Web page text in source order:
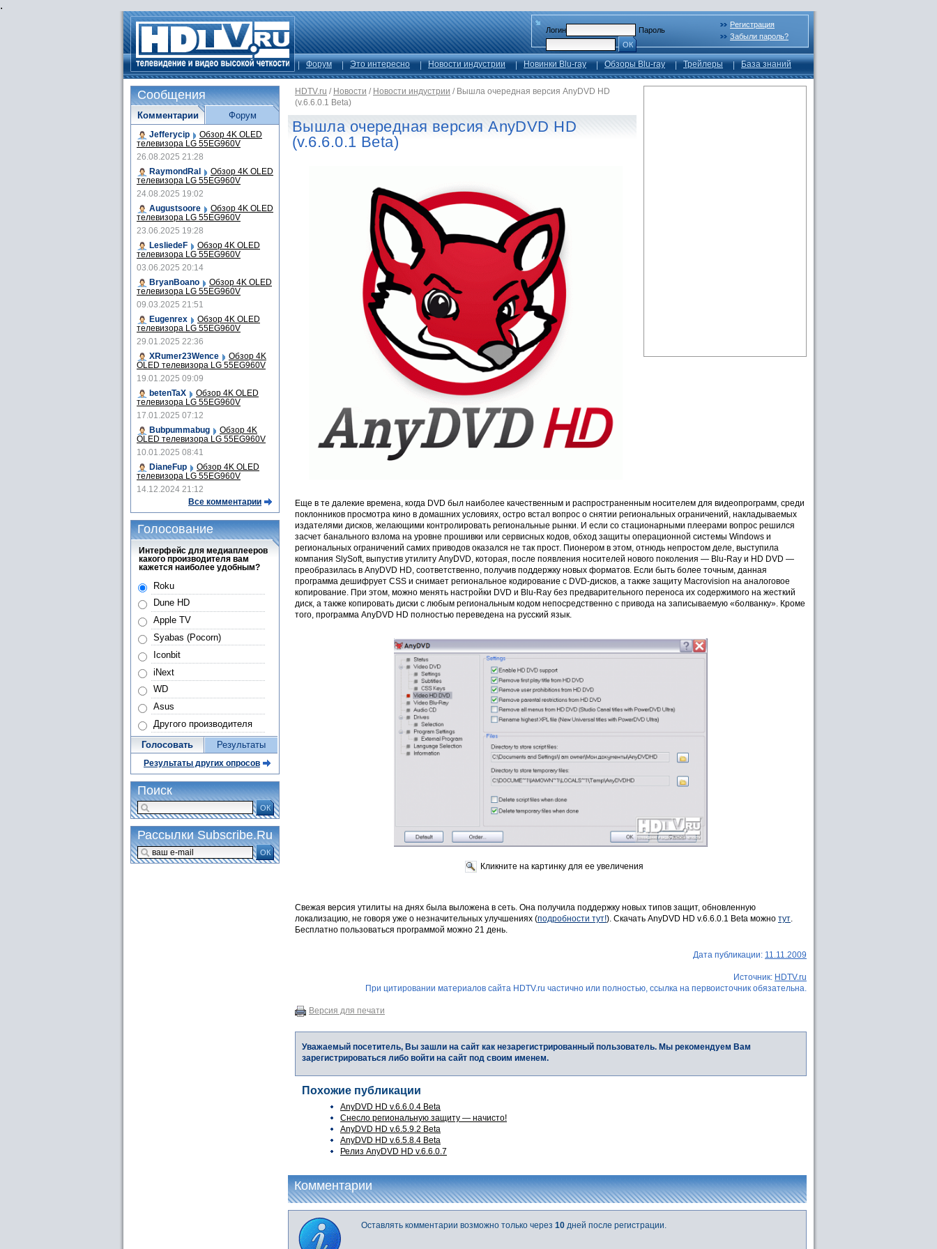
.
Логин
Пароль
ОК
Регистрация
Забыли пароль?
Форум Это интересно Новости индустрии Новинки Blu-ray Обзоры Blu-ray Трейлеры База знаний
HDTV.ru / Новости / Новости индустрии / Вышла очередная версия AnyDVD HD
(v.6.6.0.1 Beta)
Вышла очередная версия AnyDVD HD
(v.6.6.0.1 Beta)
Еще в те далекие времена, когда DVD был наиболее качественным и распространенным носителем для видеопрограмм, среди
поклонников просмотра кино в домашних условиях, остро встал вопрос о снятии региональных ограничений, накладываемых
издателями дисков, желающими контролировать региональные рынки. И если со стационарными плеерами вопрос решился
засчет банального взлома на уровне прошивки или сервисных кодов, обход защиты операционной системы Windows и
региональных ограничений самих приводов оказался не так прост. Пионером в этом, отнюдь непростом деле, выступила
компания SlySoft, выпустив утилиту AnyDVD, которая, после появления носителей нового поколения — Blu-Ray и HD DVD —
преобразилась в AnyDVD HD, соответственно, получив поддержку новых форматов. Если быть более точным, данная
программа дешифрует CSS и снимает региональное кодирование с DVD-дисков, а также защиту Macrovision на аналоговое
копирование. При этом, можно менять настройки DVD и Blu-Ray без предварительного переноса их содержимого на жесткий
диск, а также копировать диски с любым региональным кодом непосредственно с привода на записываемую «болванку». Кроме
того, программа AnyDVD HD полностью переведена на русский язык.
Кликните на картинку для ее увеличения
Свежая версия утилиты на днях была выложена в сеть. Она получила поддержку новых типов защит, обновленную
локализацию, не говоря уже о незначительных улучшениях (подробности тут!). Скачать AnyDVD HD v.6.6.0.1 Beta можно тут
Бесплатно пользоваться программой можно 21 день.
Дата публикации: 11.11.2009
Источник: HDTV.ru
При цитировании материалов сайта HDTV.ru частично или полностью, ссылка на первоисточник обязательна.
Версия для печати
Уважаемый посетитель, Вы зашли на сайт как незарегистрированный пользователь. Мы рекомендуем Вам
зарегистрироваться либо войти на сайт под своим именем.
Похожие публикации
AnyDVD HD v.6.6.0.4 Beta
Снесло региональную защиту — начисто!
AnyDVD HD v.6.5.9.2 Beta
AnyDVD HD v.6.5.8.4 Beta
Релиз AnyDVD HD v.6.6.0.7
Комментарии
Оставлять комментарии возможно только через 10 дней после регистрации.
Сообщения
Комментарии
Jefferycip Обзор 4K OLED
телевизора LG 55EG960V
26.08.2025 21:28
RaymondRal
Обзор 4K OLED
телевизора LG 55EG960V
24.08.2025 19:02
Augustsoore
Обзор 4K OLED
телевизора LG 55EG960V
23.06.2025 19:28
LesliedeF
Обзор 4K OLED
телевизора LG 55EG960V
03.06.2025 20:14
BryanBoano
Обзор 4K OLED
телевизора LG 55EG960V
09.03.2025 21:51
Eugenrex
Обзор 4K OLED
телевизора LG 55EG960V
29.01.2025 22:36
XRumer23Wence
Обзор 4K
OLED телевизора LG 55EG960V
19.01.2025 09:09
betenTaX
Обзор 4K OLED
телевизора LG 55EG960V
17.01.2025 07:12
Bubpummabug
Обзор 4K
OLED телевизора LG 55EG960V
10.01.2025 08:41
DianeFup
Обзор 4K OLED
телевизора LG 55EG960V
14.12.2024 21:12
Все комментарии
Форум
Голосование
Интерфейс для медиаплееров
какого производителя вам
кажется наиболее удобным?
Roku
Dune HD
Apple TV
Syabas (Pocorn)
Iconbit
iNext
WD
Asus
Другого производителя
Голосовать Результаты
Результаты других опросов
Поиск
ОК
Рассылки Subscribe.Ru
ОК